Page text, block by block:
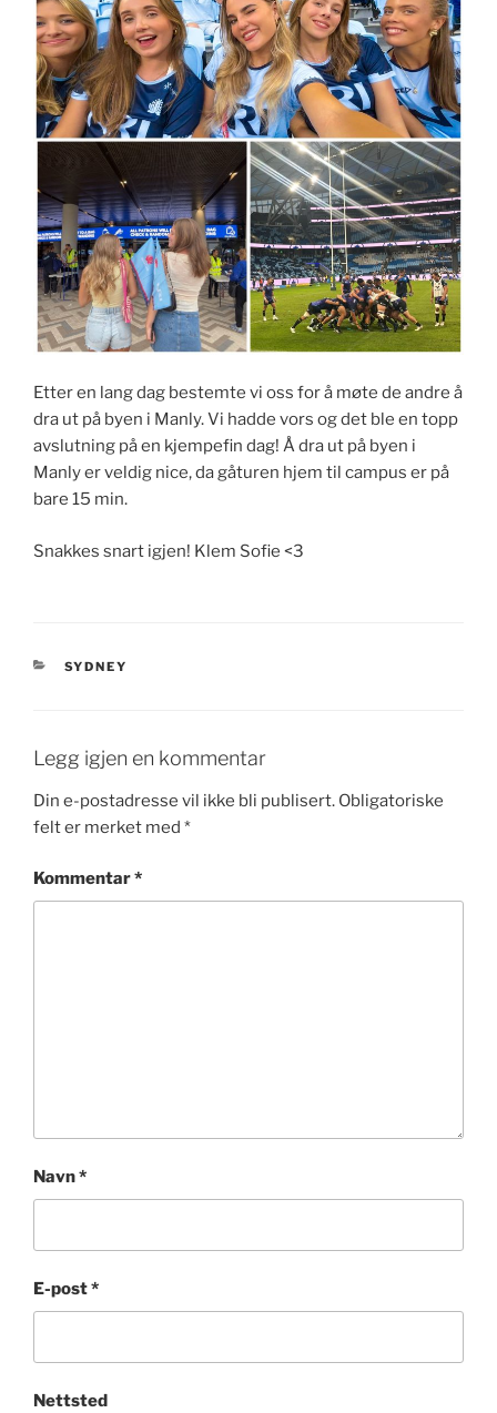
Etter en lang dag bestemte vi oss for å møte de andre å
dra ut på byen i Manly. Vi hadde vors og det ble en topp
avslutning på en kjempefin dag! Å dra ut på byen i
Manly er veldig nice, da gåturen hjem til campus er på
bare 15 min.
Snakkes snart igjen! Klem Sofie <3
KATEGORIER
SYDNEY
Legg igjen en kommentar
Din e-postadresse vil ikke bli publisert. Obligatoriske
felt er merket med *
Kommentar*
Navn*
E-post*
Nettsted